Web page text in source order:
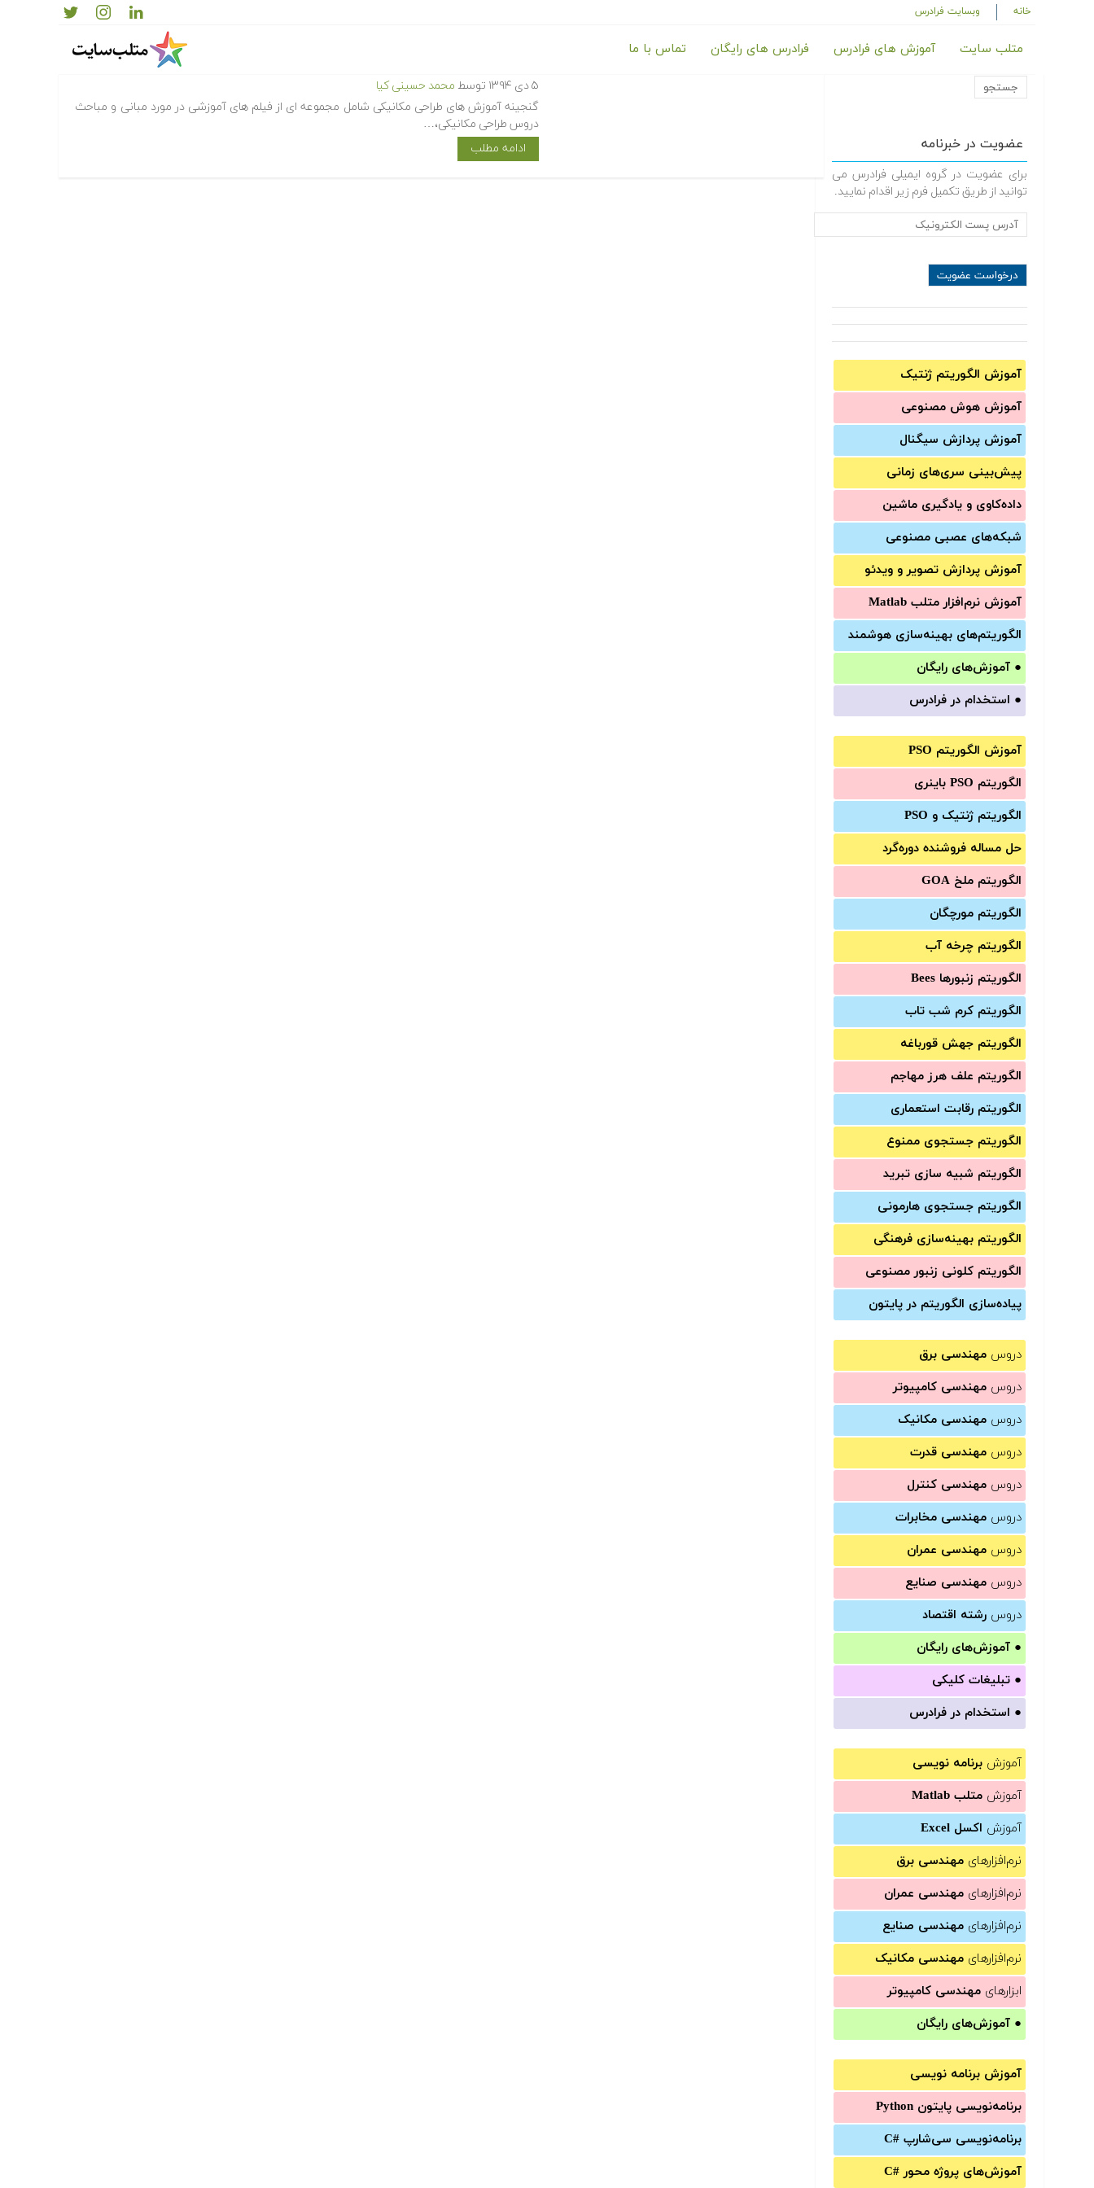
خانه وبسایت فرادرس
متلب سایت آموزش های فرادرس فرادرس های رایگان تماس با ما
عضویت در خبرنامه
برای عضویت در گروه ایمیلی فرادرس می
توانید از طریق تکمیل فرم زیر اقدام نمایید.
آموزش الگوریتم ژنتیک
آموزش‌ هوش مصنوعی
آموزش‌ پردازش سیگنال
پیش‌‌بینی سری‌‌های زمانی
داده‌کاوی و یادگیری ماشین
شبکه‌های عصبی مصنوعی
آموزش‌ پردازش تصویر و ویدئو
آموزش‌ نرم‌افزار متلب Matlab
الگوریتم‌های بهینه‌سازی هوشمند
● آموزش‌های رایگان
● استخدام در فرادرس
آموزش الگوریتم PSO
الگوریتم PSO باینری
الگوریتم ژنتیک و PSO
حل مساله فروشنده دوره‌گرد
الگوریتم ملخ GOA
الگوریتم مورچگان
الگوریتم چرخه آب
الگوریتم زنبورها Bees
الگوریتم کرم شب تاب
الگوریتم جهش قورباغه
الگوریتم علف هرز مهاجم
الگوریتم رقابت استعماری
الگوریتم جستجوی ممنوع
الگوریتم شبیه سازی تبرید
الگوریتم جستجوی هارمونی
الگوریتم بهینه‌سازی فرهنگی
الگوریتم کلونی زنبور مصنوعی
پیاده‌سازی الگوریتم در پایتون
دروس مهندسی برق
دروس مهندسی کامپیوتر
دروس مهندسی مکانیک
دروس مهندسی قدرت
دروس مهندسی کنترل
دروس مهندسی مخابرات
دروس مهندسی عمران
دروس مهندسی صنایع
دروس رشته اقتصاد
● آموزش‌های رایگان
● تبلیغات کلیکی
● استخدام در فرادرس
آموزش برنامه نویسی
آموزش متلب Matlab
آموزش اکسل Excel
نرم‌افزارهای مهندسی برق
نرم‌افزارهای مهندسی عمران
نرم‌افزارهای مهندسی صنایع
نرم‌افزارهای مهندسی مکانیک
ابزارهای مهندسی کامپیوتر
● آموزش‌های رایگان
آموزش برنامه نویسی
برنامه‌نویسی پایتون Python
برنامه‌‌نویسی سی‌شارپ C#‎
آموزش‌های پروژه محور #C
۵ دی ۱۳۹۴ توسط محمد حسینی کیا
گنجینه آموزش های طراحی مکانیکی شامل مجموعه ای از فیلم های آموزشی در مورد مبانی و مباحث
دروس طراحی مکانیکی،…
ادامه مطلب